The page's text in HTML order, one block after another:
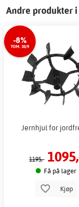
Andre produkter
-8%
TOM. 30/9
Jernhjul for
1195,-
Få på lager
Kjøp